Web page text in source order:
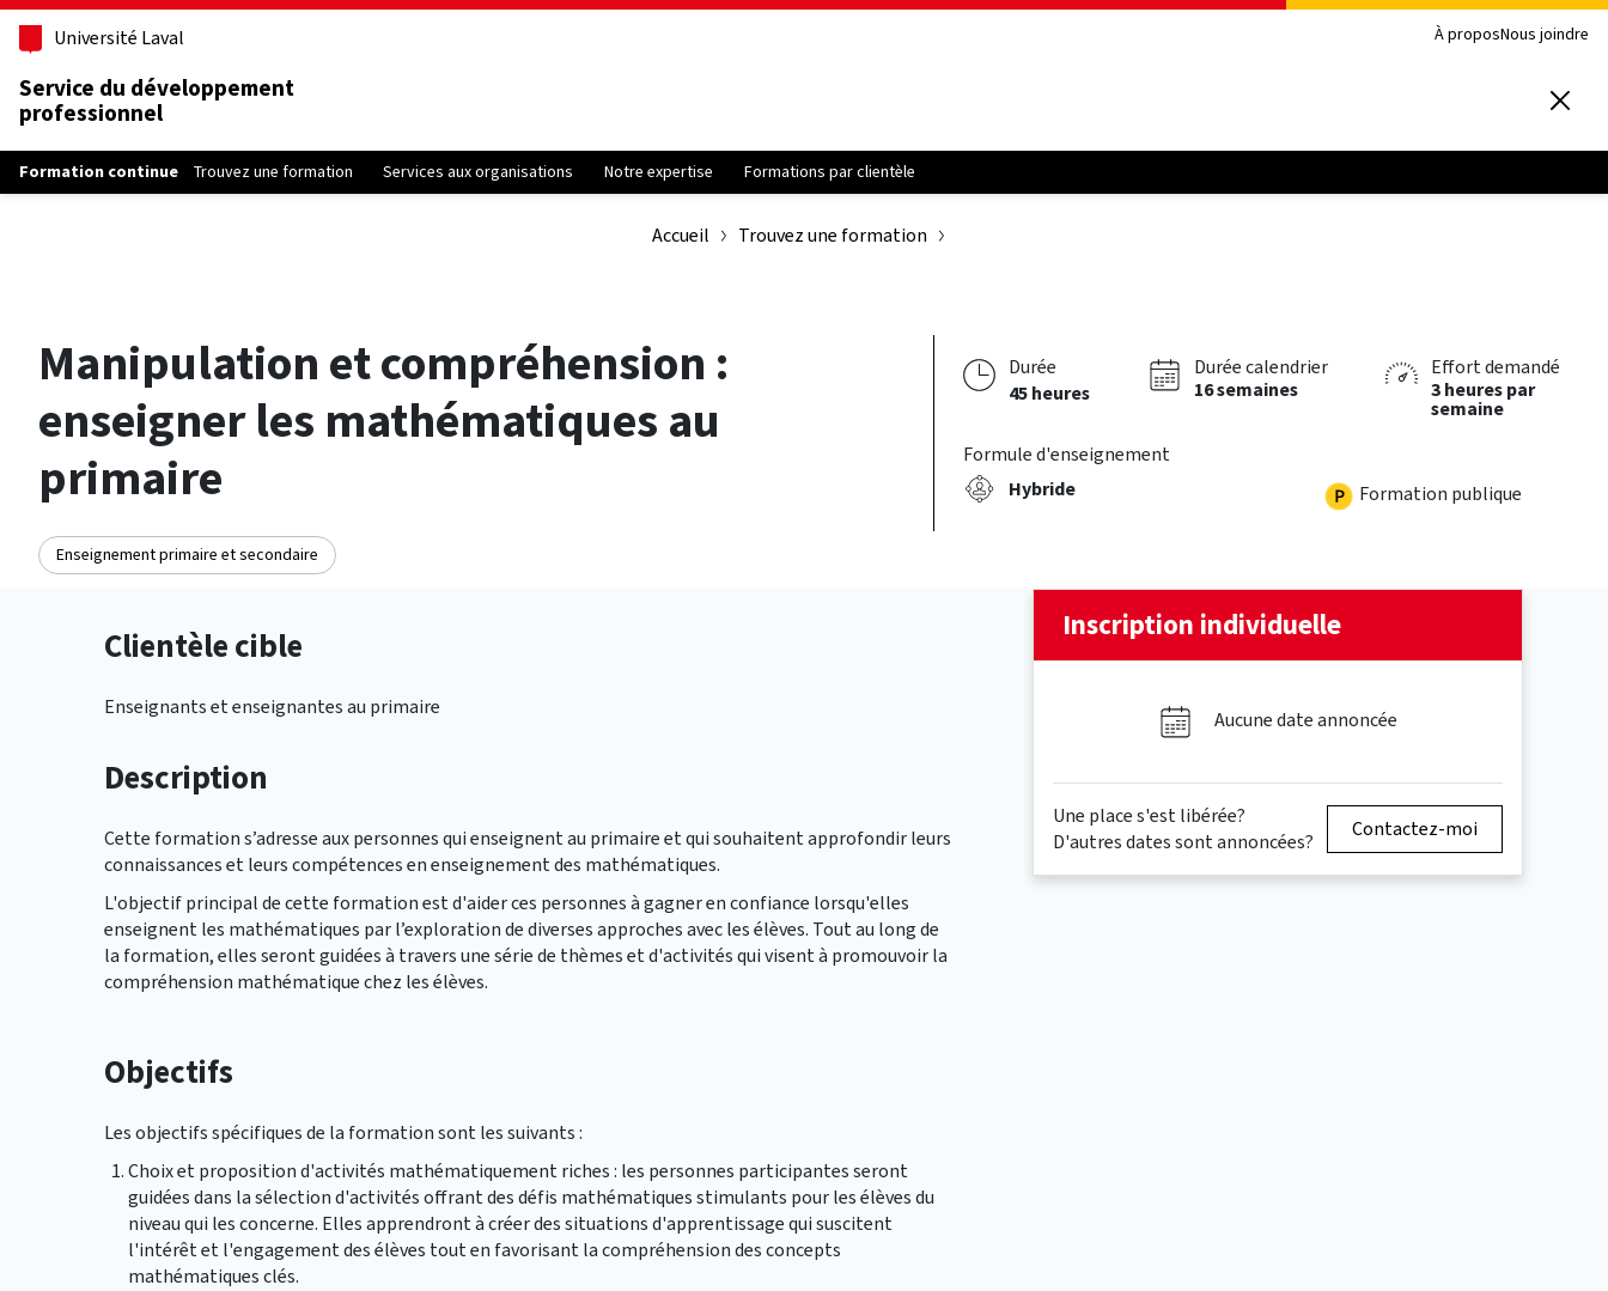
Aller au contenu principal
Université Laval
À proposNous joindre
Service du développement
professionnel
Formation continue Trouvez une formation Services aux organisations Notre expertise Formations par clientèle
Accueil Trouvez une formation
Manipulation et compréhension :
enseigner les mathématiques au
primaire
Enseignement primaire et secondaire
Durée
45 heures
Durée calendrier
16 semaines
Effort demandé
3 heures par
semaine
Formule d'enseignement
Hybride
Formation publique
Clientèle cible
Enseignants et enseignantes au primaire
Description
Cette formation s’adresse aux personnes qui enseignent au primaire et qui souhaitent approfondir leurs
connaissances et leurs compétences en enseignement des mathématiques.
L'objectif principal de cette formation est d'aider ces personnes à gagner en confiance lorsqu'elles
enseignent les mathématiques par l’exploration de diverses approches avec les élèves. Tout au long de
la formation, elles seront guidées à travers une série de thèmes et d'activités qui visent à promouvoir la
compréhension mathématique chez les élèves.
Objectifs
Les objectifs spécifiques de la formation sont les suivants :
Choix et proposition d'activités mathématiquement riches : les personnes participantes seront
guidées dans la sélection d'activités offrant des défis mathématiques stimulants pour les élèves du
niveau qui les concerne. Elles apprendront à créer des situations d'apprentissage qui suscitent
l'intérêt et l'engagement des élèves tout en favorisant la compréhension des concepts
mathématiques clés.
Inscription individuelle
Aucune date annoncée
Une place s'est libérée?
D'autres dates sont annoncées?
Contactez-moi